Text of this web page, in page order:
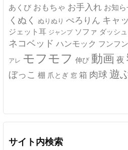
あくび おもちゃ お手入れ お知
くぬく ぬりぬり ぺろりん キャ
ジェット耳 ジャンプ ソファ ダッシュ
ネコベッド ハンモック フンフン
アレ モフモフ 伸び 動画 夜
ぼっこ 棚 爪とぎ 窓 箱 肉球 遊
サイト内検索